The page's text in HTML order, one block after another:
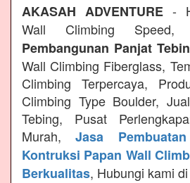
AKASAH ADVENTURE -
Wall Climbing Speed,
Pembangunan Panjat
Wall Climbing Fiberglass,
Climbing Terpercaya,
Climbing Type Boulder,
Tebing, Pusat
Murah,Jasa
Kontruksi Papan Wall
Berkualitas, Hubungi kami di